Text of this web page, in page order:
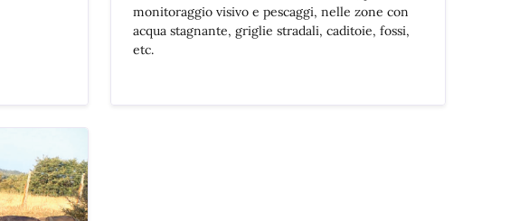
monitoraggio visivo e pescaggi, nelle zone con
acqua stagnante, griglie stradali, caditoie, fossi,
etc.